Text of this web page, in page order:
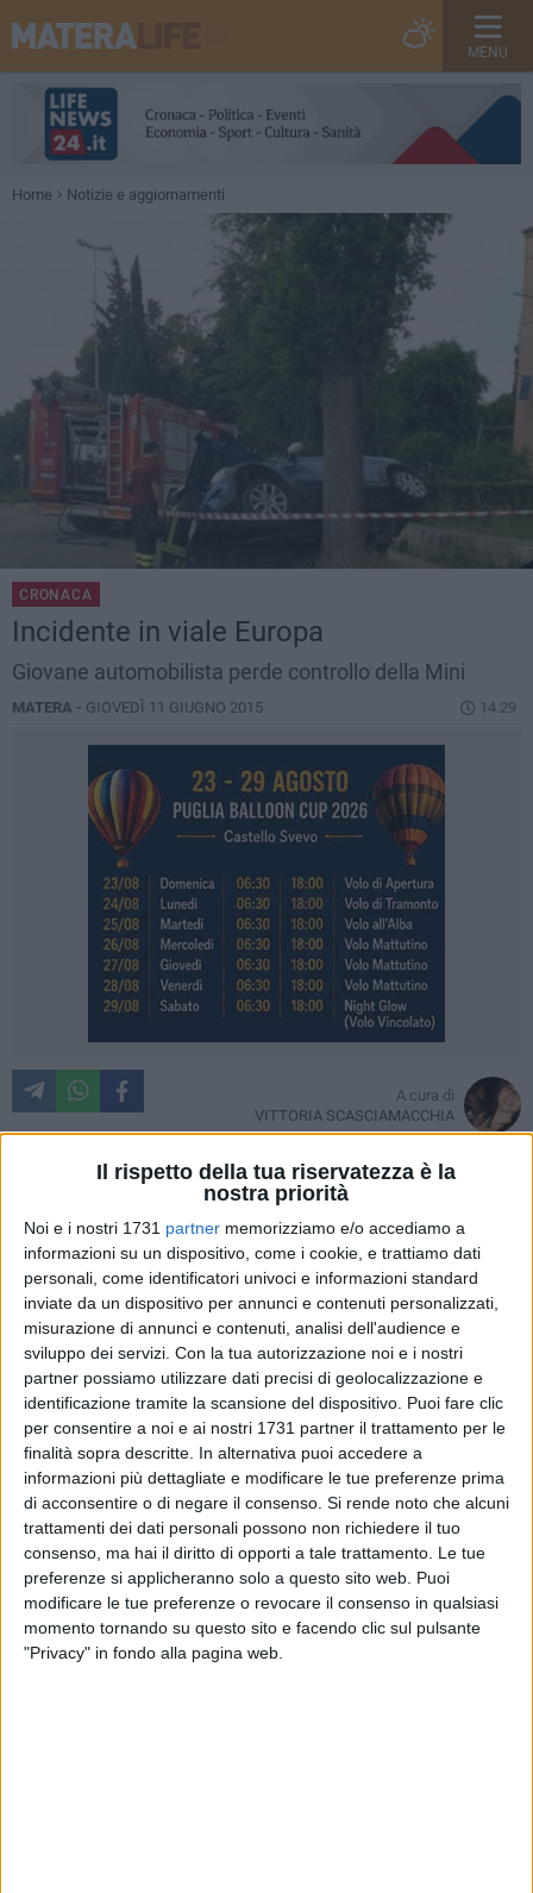
Il rispetto della tua riservatezza è la
nostra priorità
Noi e i nostri 1731 partner memorizziamo e/o accediamo a
informazioni su un dispositivo, come i cookie, e trattiamo dati
personali, come identificatori univoci e informazioni standard
inviate da un dispositivo per annunci e contenuti personalizzati,
misurazione di annunci e contenuti, analisi dell'audience e
sviluppo dei servizi. Con la tua autorizzazione noi e i nostri
partner possiamo utilizzare dati precisi di geolocalizzazione e
identificazione tramite la scansione del dispositivo. Puoi fare clic
per consentire a noi e ai nostri 1731 partner il trattamento per le
finalità sopra descritte. In alternativa puoi accedere a
informazioni più dettagliate e modificare le tue preferenze prima
di acconsentire o di negare il consenso. Si rende noto che alcuni
trattamenti dei dati personali possono non richiedere il tuo
consenso, ma hai il diritto di opporti a tale trattamento. Le tue
preferenze si applicheranno solo a questo sito web. Puoi
modificare le tue preferenze o revocare il consenso in qualsiasi
momento tornando su questo sito e facendo clic sul pulsante
"Privacy" in fondo alla pagina web.
MENU
Home Notizie e aggiornamenti
CRONACA
Incidente in viale Europa
Giovane automobilista perde controllo della Mini
MATERA - GIOVEDÌ 11 GIUGNO 2015 14.29
A cura di
VITTORIA SCASCIAMACCHIA
Tanta paura ma per fortuna nessuna conseguenza per
l'incidente avvenuto pochi minuti fa in viale Europa.
Secondo quanto si è appreso un giovane alla guida di una
mini, per cause ancora da accertare ha perso il controllo
della macchina ed è finito fuori strada.
A bloccare l'auto, lanciata forse a velocità sostenuta, un
grosso albero presente nel giardino di viale Europa.
Immediato l'intervento dei vigili del fuoco che hanno aiutato
il giovane ad uscire dall'abitacolo e ora stanno provando a
rimettere l'auto sulla careggiata.
Tanta paura per il giovane autista che per fortuna non ha
riportato ferite. Sul posto è comunque intervenuta
un'ambulanza del 118 e ora il ragazzo sarà sottoposto ad
alcuni esami per verificare la presenza di traumi.
Ai Carabinieri, invece, il compito di effettuare tutti i rilievi del
caso per ricostruire la dinamica del sinistr